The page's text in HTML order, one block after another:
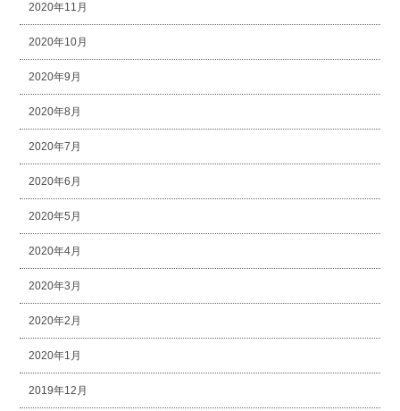
2020年11月
2020年10月
2020年9月
2020年8月
2020年7月
2020年6月
2020年5月
2020年4月
2020年3月
2020年2月
2020年1月
2019年12月